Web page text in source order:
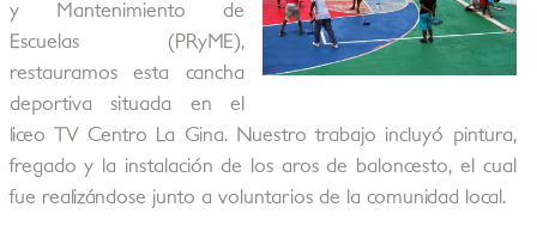
y Mantenimiento de
Escuelas (PRyME),
restauramos esta cancha
deportiva situada en el
liceo TV Centro La Gina. Nuestro trabajo incluyó pintura,
fregado y la instalación de los aros de baloncesto, el cual
fue realizándose junto a voluntarios de la comunidad local.